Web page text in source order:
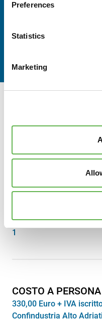
Preferences
Statistics
Marketing
Consulente per la
Kluver, Business
School, Associazione
Ecco tutte le info
DURATA
INCONTRI
1
COSTO A PERSONA
330,00 Euro + IVA
Confindustria Alto